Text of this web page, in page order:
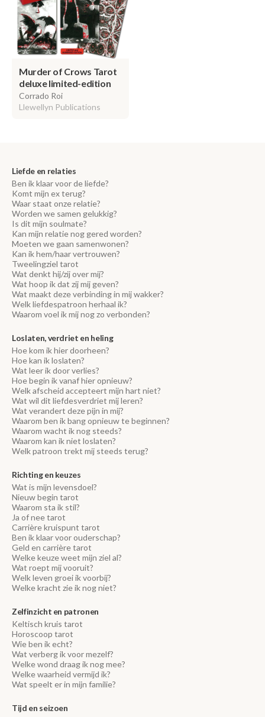
Murder of Crows Tarot
deluxe limited-edition
Corrado Roi
Llewellyn Publications
Liefde en relaties
Ben ik klaar voor de liefde?
Komt mijn ex terug?
Waar staat onze relatie?
Worden we samen gelukkig?
Is dit mijn soulmate?
Kan mijn relatie nog gered worden?
Moeten we gaan samenwonen?
Kan ik hem/haar vertrouwen?
Tweelingziel tarot
Wat denkt hij/zij over mij?
Wat hoop ik dat zij mij geven?
Wat maakt deze verbinding in mij wakker?
Welk liefdespatroon herhaal ik?
Waarom voel ik mij nog zo verbonden?
Loslaten, verdriet en heling
Hoe kom ik hier doorheen?
Hoe kan ik loslaten?
Wat leer ik door verlies?
Hoe begin ik vanaf hier opnieuw?
Welk afscheid accepteert mijn hart niet?
Wat wil dit liefdesverdriet mij leren?
Wat verandert deze pijn in mij?
Waarom ben ik bang opnieuw te beginnen?
Waarom wacht ik nog steeds?
Waarom kan ik niet loslaten?
Welk patroon trekt mij steeds terug?
Richting en keuzes
Wat is mijn levensdoel?
Nieuw begin tarot
Waarom sta ik stil?
Ja of nee tarot
Carrière kruispunt tarot
Ben ik klaar voor ouderschap?
Geld en carrière tarot
Welke keuze weet mijn ziel al?
Wat roept mij vooruit?
Welk leven groei ik voorbij?
Welke kracht zie ik nog niet?
Zelfinzicht en patronen
Keltisch kruis tarot
Horoscoop tarot
Wie ben ik echt?
Wat verberg ik voor mezelf?
Welke wond draag ik nog mee?
Welke waarheid vermijd ik?
Wat speelt er in mijn familie?
Tijd en seizoen